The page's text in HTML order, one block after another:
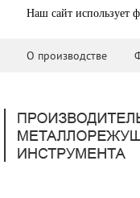
Наш сайт использует
О производстве